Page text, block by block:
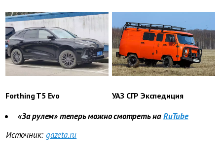
Forthing T5 Evo УАЗ СГР Экспедиция
«За рулем» теперь можно смотреть наRuTube
Источник: gazeta.ru